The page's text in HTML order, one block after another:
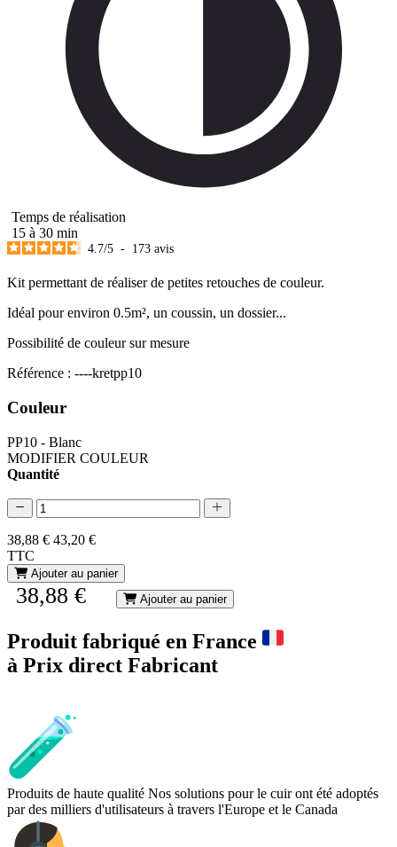
Temps de réalisation
15 à 30 min
4.7/5 - 173 avis
Kit permettant de réaliser de petites retouches de couleur.
Idéal pour environ 0.5m², un coussin, un dossier...
Possibilité de couleur sur mesure
Référence : ----kretpp10
Couleur
PP10 - Blanc
MODIFIER COULEUR
Quantité
38,88 € 43,20 €
TTC
Ajouter au panier
38,88 € Ajouter au panier
Produit fabriqué en France
à Prix direct Fabricant
Produits de haute qualité Nos solutions pour le cuir ont été adoptés
par des milliers d'utilisateurs à travers l'Europe et le Canada